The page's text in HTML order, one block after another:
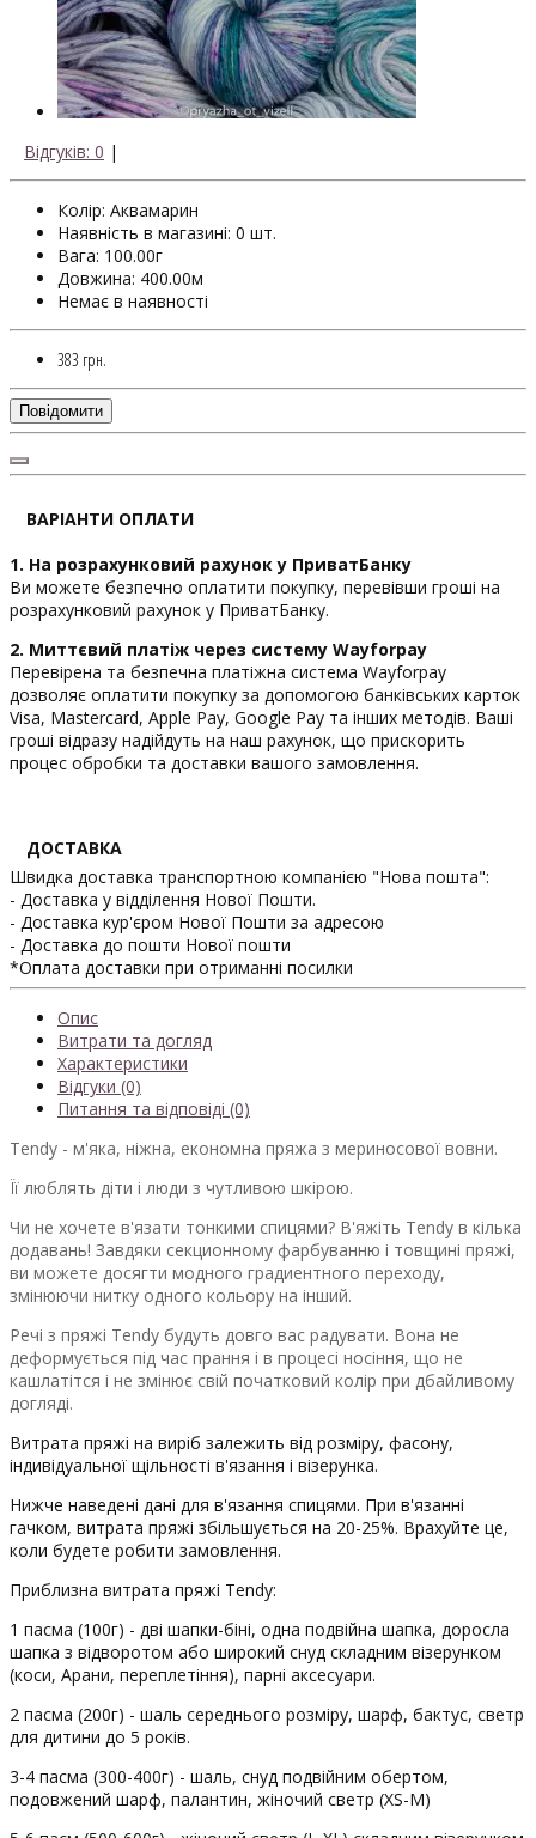
Відгуків: 0 |
Колір: Аквамарин
Наявність в магазині: 0 шт.
Вага: 100.00г
Довжина: 400.00м
Немає в наявності
383 грн.
Повідомити
ВАРІАНТИ ОПЛАТИ
1. На розрахунковий рахунок у ПриватБанку
Ви можете безпечно оплатити покупку, перевівши гроші на
розрахунковий рахунок у ПриватБанку.
2. Миттєвий платіж через систему Wayforpay
Перевірена та безпечна платіжна система Wayforpay
дозволяє оплатити покупку за допомогою банківських карток
Visa, Mastercard, Apple Pay, Google Pay та інших методів. Ваші
гроші відразу надійдуть на наш рахунок, що прискорить
процес обробки та доставки вашого замовлення.
ДОСТАВКА
Швидка доставка транспортною компанією "Нова пошта":
- Доставка у відділення Нової Пошти.
- Доставка кур'єром Нової Пошти за адресою
- Доставка до пошти Нової пошти
*Оплата доставки при отриманні посилки
Опис
Витрати та догляд
Характеристики
Відгуки (0)
Питання та відповіді (0)
Tendy - м'яка, ніжна, економна пряжа з мериносової вовни.
Її люблять діти і люди з чутливою шкірою.
Чи не хочете в'язати тонкими спицями? В'яжіть Tendy в кілька
додавань! Завдяки секционному фарбуванню і товщині пряжі,
ви можете досягти модного градиентного переходу,
змінюючи нитку одного кольору на інший.
Речі з пряжі Tendy будуть довго вас радувати. Вона не
деформується під час прання і в процесі носіння, що не
кашлатітся і не змінює свій початковий колір при дбайливому
догляді.
Витрата пряжі на виріб залежить від розміру, фасону,
індивідуальної щільності в'язання і візерунка.
Нижче наведені дані для в'язання спицями. При в'язанні
гачком, витрата пряжі збільшується на 20-25%. Врахуйте це,
коли будете робити замовлення.
Приблизна витрата пряжі Tendy:
1 пасма (100г) - дві шапки-біні, одна подвійна шапка, доросла
шапка з відворотом або широкий снуд складним візерунком
(коси, Арани, переплетіння), парні аксесуари.
2 пасма (200г) - шаль середнього розміру, шарф, бактус, светр
для дитини до 5 років.
3-4 пасма (300-400г) - шаль, снуд подвійним обертом,
подовжений шарф, палантин, жіночий светр (XS-M)